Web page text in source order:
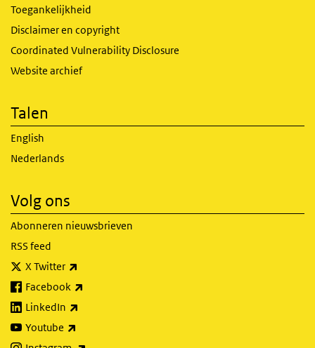
Toegankelijkheid
Disclaimer en copyright
Coordinated Vulnerability Disclosure
Website archief
Talen
English
Nederlands
Volg ons
Abonneren nieuwsbrieven
RSS feed
X Twitter
Facebook
LinkedIn
Youtube